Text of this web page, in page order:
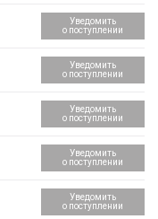
Уведомить
о поступлении
Уведомить
о поступлении
Уведомить
о поступлении
Уведомить
о поступлении
Уведомить
о поступлении